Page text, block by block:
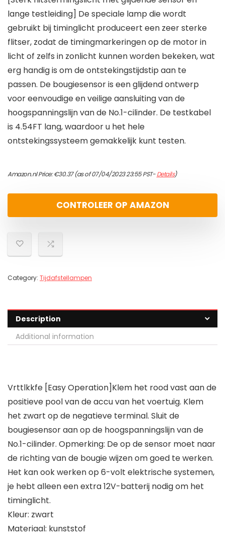
lange testleiding] De speciale lamp die wordt
gebruikt bij timinglicht produceert een zeer sterke
flitser, zodat de timingmarkeringen op de motor in
licht of zelfs in zonlicht kunnen worden bekeken, wat
erg handig is om de ontstekingstijdstip aan te
passen. De bougiesensor is een glijdend ontwerp
voor eenvoudige en veilige aansluiting van de
hoogspanningslijn van de No.1-cilinder. De testkabel
is 4.54FT lang, waardoor u het hele
ontstekingssysteem gemakkelijk kunt testen.
Amazon.nl Price:€30.37(as of 07/04/2023 23:55 PST-Details)
CONTROLEER OP AMAZON
Category: Tijdafstellampen
Description
Additional information
Vrttlkkfe [Easy Operation]Klem het rood vast aan de
positieve pool van de accu van het voertuig. Klem
het zwart op de negatieve terminal. Sluit de
bougiesensor aan op de hoogspanningslijn van de
No.1-cilinder. Opmerking: De op de sensor moet naar
de richting van de bougie wijzen om goed te werken.
Het kan ook werken op 6-volt elektrische systemen,
je hebt alleen een extra 12V-batterij nodig om het
timinglicht.
Kleur: zwart
Materiaal: kunststof